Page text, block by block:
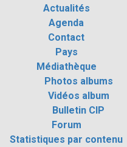
Actualités
Agenda
Contact
Pays
Médiathèque
Photos albums
Vidéos album
Bulletin CIP
Forum
Statistiques par contenu